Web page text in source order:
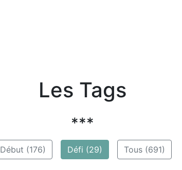
Les Tags
***
Début (176) Défi (29) Tous (691)